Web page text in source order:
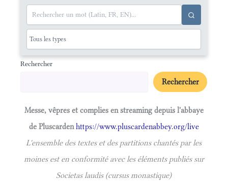
Rechercher
Rechercher
Messe, vêpres et complies en streaming depuis l'abbaye
de Pluscardenhttps://www.pluscardenabbey.org/live
L'ensemble des textes et des partitions chantés par les
moines est en conformité avec les éléments publiés sur
Societas laudis (cursus monastique)